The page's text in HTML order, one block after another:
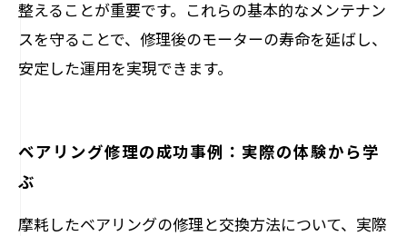
整えることが重要です。これらの基本的なメンテナン
スを守ることで、修理後のモーターの寿命を延ばし、
安定した運用を実現できます。
ベアリング修理の成功事例：実際の体験から学
ぶ
摩耗したベアリングの修理と交換方法について、実際